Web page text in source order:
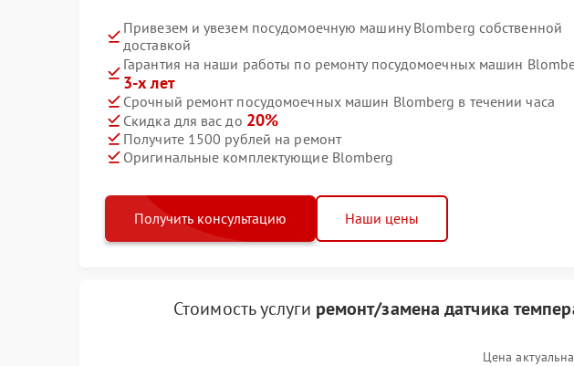
Привезем и увезем посудомоечную машину Blomberg собственной
доставкой
Гарантия на наши работы по ремонту посудомоечных машин
3-х лет
Срочный ремонт посудомоечных машин Blomberg в течении часа
Скидка для вас до 20%
Получите 1500 рублей на ремонт
Оригинальные комплектующие Blomberg
Получить консультацию Наши цены
Стоимость услуги ремонт/замена датчика
Цена